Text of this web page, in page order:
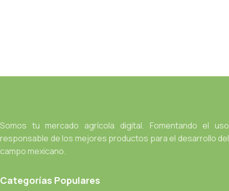
Somos tu mercado agrícola digital. Fomentando el uso
responsable de los mejores productos para el desarrollo del
campo mexicano.
Categorías Populares